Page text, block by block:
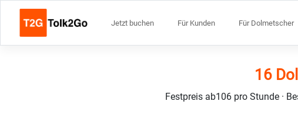
Jetzt buchen Für Kunden Für Dolmetscher
16
Festpreis ab106 pro Stunde ·